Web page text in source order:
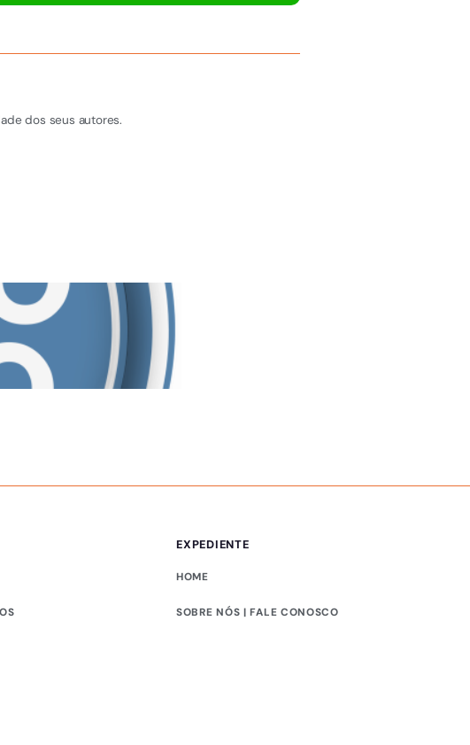
dos seus autores.
EXPEDIENTE
HOME
SOBRE NÓS | FALE CONOSCO